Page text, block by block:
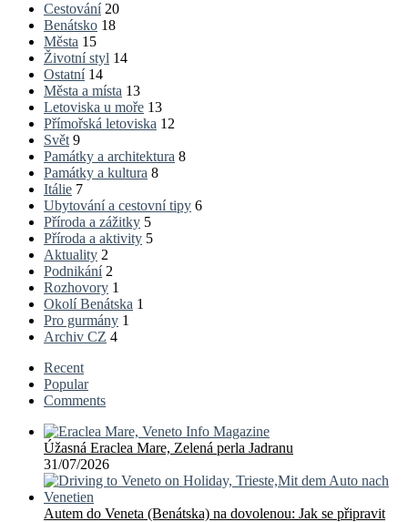
Cestování 20
Benátsko 18
Města 15
Životní styl 14
Ostatní 14
Města a místa 13
Letoviska u moře 13
Přímořská letoviska 12
Svět 9
Památky a architektura 8
Památky a kultura 8
Itálie 7
Ubytování a cestovní tipy 6
Příroda a zážitky 5
Příroda a aktivity 5
Aktuality 2
Podnikání 2
Rozhovory 1
Okolí Benátska 1
Pro gurmány 1
Archiv CZ 4
Recent
Popular
Comments
Úžasná Eraclea Mare, Zelená perla Jadranu
31/07/2026
Autem do Veneta (Benátska) na dovolenou: Jak se připravit